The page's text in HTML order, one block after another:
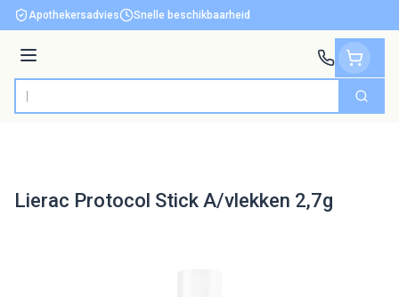
Ga naar de inhoud
Apothekersadvies Snelle beschikbaarheid
Menu
Product, merk, categorie... Zoek
Lierac Protocol Stick A/vlekken 2,7g